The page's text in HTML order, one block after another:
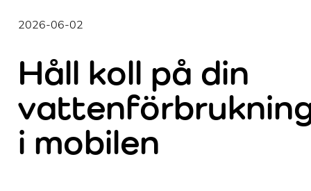
2026-06-02
Håll koll på din
i mobilen